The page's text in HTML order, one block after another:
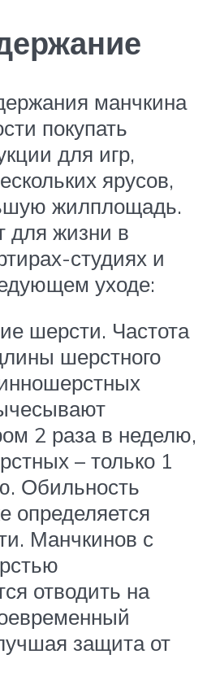
манчкина
покупать
для игр,
ярусов,
жилплощадь.
для жизни в
студиях и
уходе:
шерсти. Частота
шерстного
2 раза в неделю,
– только 1
Обильность
определяется
Манчкинов с
отводить на
защита от